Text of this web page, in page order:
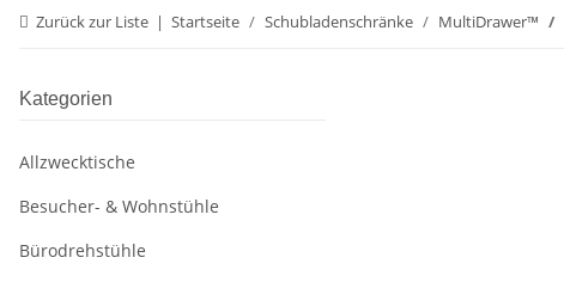
Zurück zur Liste Startseite Schubladenschränke MultiDrawer™
Kategorien
Allzwecktische
Besucher- & Wohnstühle
Bürodrehstühle